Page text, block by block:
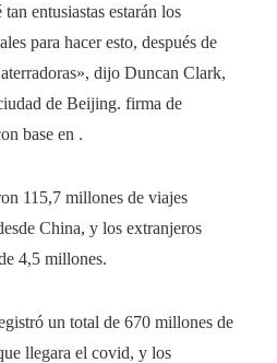
entusiastas estarán los
para hacer esto, después de
dijo Duncan Clark,
de Beijing. firma de
base en .
115,7 millones de viajes
China, y los extranjeros
4,5 millones.
un total de 670 millones de
llegara el covid, y los